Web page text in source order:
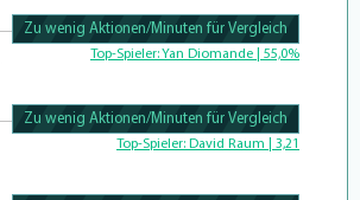
100.46296296296% Complete
Zu wenig Aktionen/Minuten für Vergleich
Top-Spieler:Yan Diomande | 55,0%
100.4329004329% Complete
Zu wenig Aktionen/Minuten für Vergleich
Top-Spieler: David Raum | 3,21